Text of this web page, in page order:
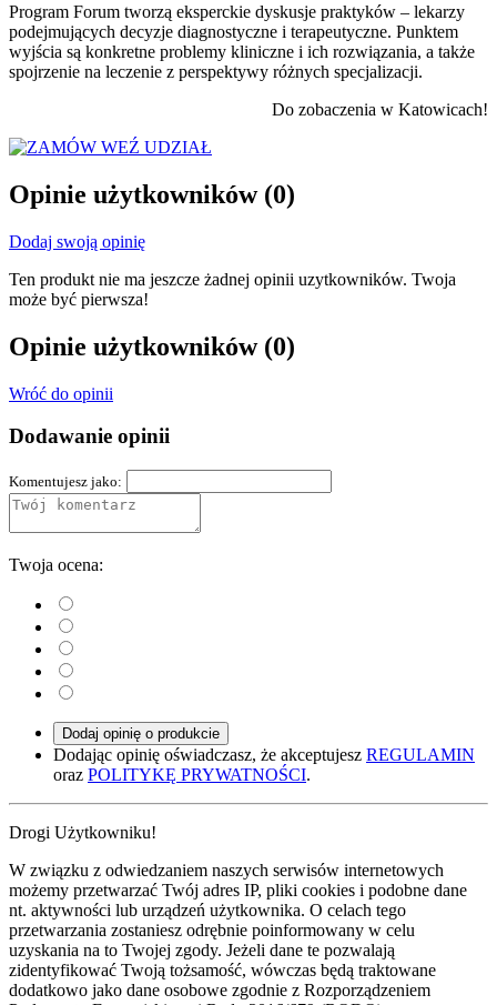
Program Forum tworzą eksperckie dyskusje praktyków – lekarzy
podejmujących decyzje diagnostyczne i terapeutyczne. Punktem
wyjścia są konkretne problemy kliniczne i ich rozwiązania, a także
spojrzenie na leczenie z perspektywy różnych specjalizacji.
Do zobaczenia w Katowicach!
WEŹ UDZIAŁ
Opinie użytkowników (0)
Dodaj swoją opinię
Ten produkt nie ma jeszcze żadnej opinii uzytkowników. Twoja
może być pierwsza!
Opinie użytkowników (0)
Wróć do opinii
Dodawanie opinii
Komentujesz jako:
Twoja ocena:
Dodaj opinię o produkcie
Dodając opinię oświadczasz, że akceptujesz REGULAMIN
oraz POLITYKĘ PRYWATNOŚCI.
Drogi Użytkowniku!
W związku z odwiedzaniem naszych serwisów internetowych
możemy przetwarzać Twój adres IP, pliki cookies i podobne dane
nt. aktywności lub urządzeń użytkownika. O celach tego
przetwarzania zostaniesz odrębnie poinformowany w celu
uzyskania na to Twojej zgody. Jeżeli dane te pozwalają
zidentyfikować Twoją tożsamość, wówczas będą traktowane
dodatkowo jako dane osobowe zgodnie z Rozporządzeniem